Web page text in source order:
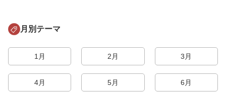
月別テーマ
1月 2月 3月
4月 5月 6月